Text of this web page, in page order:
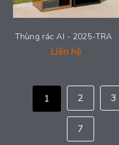
Thùng rác AI - 2025-TRAI-002
Liên hệ
1 2 3
7